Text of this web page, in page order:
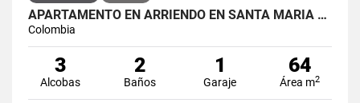
APARTAMENTO EN ARRIENDO EN SANTA MARÍA DE LOS ANGELES
Colombia
3
Alcobas
2
Baños
1
Garaje
64
Área m2